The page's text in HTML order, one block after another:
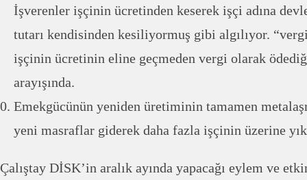
İşverenler işçinin ücretinden keserek işçi adına
tutarı kendisinden kesiliyormuş gibi algılıyor.
işçinin ücretinin eline geçmeden vergi olarak
arayışında.
Emekgücünün yeniden üretiminin tamamen
yeni masraflar giderek daha fazla işçinin üzerine
Çalıştay DİSK’in aralık ayında yapacağı eylem ve